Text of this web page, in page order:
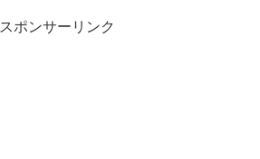
スポンサーリンク